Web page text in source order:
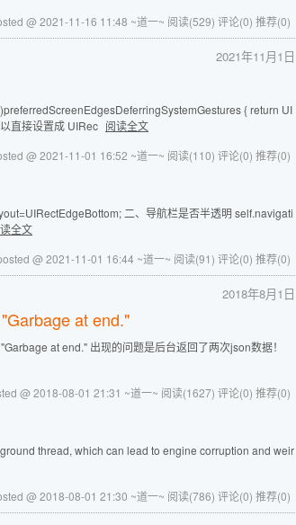
@ 2021-11-16 11:48 ~道一~ 阅读(529) 评论(0) 推荐(0)
2021年11月1日
{ return UI
直接设置成 UIRec 阅读全文
@ 2021-11-01 16:52 ~道一~ 阅读(110) 评论(0) 推荐(0)
二、导航栏是否半透明 self.navigati
全文
@ 2021-11-01 16:44 ~道一~ 阅读(91) 评论(0) 推荐(0)
2018年8月1日
at end."
at end." 出现的问题是后台返回了两次json数据！
@ 2018-08-01 21:31 ~道一~ 阅读(1627) 评论(0) 推荐(0)
thread, which can lead to engine corruption and weir
@ 2018-08-01 21:30 ~道一~ 阅读(786) 评论(0) 推荐(0)